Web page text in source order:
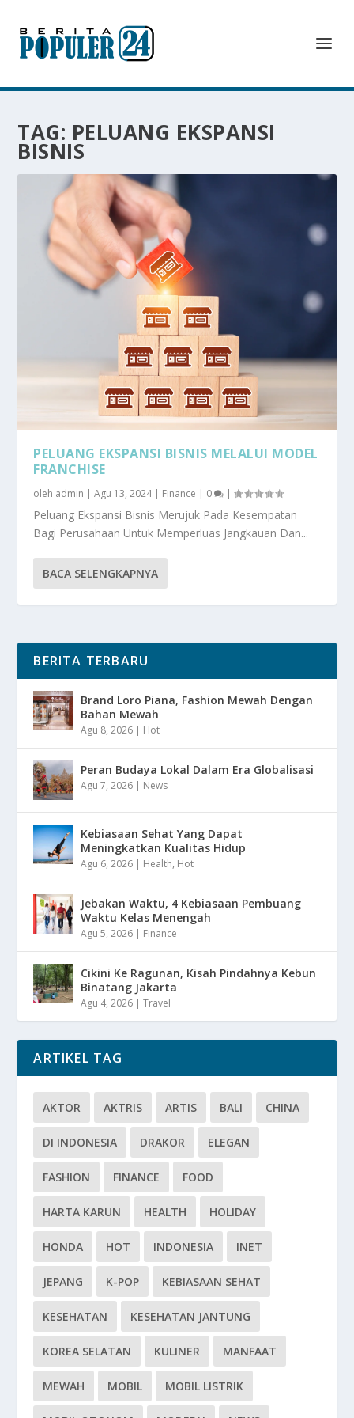
TAG: PELUANG EKSPANSI
BISNIS
PELUANG EKSPANSI BISNIS MELALUI MODEL
FRANCHISE
oleh admin |Agu 13, 2024| Finance | 0 |
Peluang Ekspansi Bisnis Merujuk Pada Kesempatan
Bagi Perusahaan Untuk Memperluas Jangkauan Dan...
BACA SELENGKAPNYA
BERITA TERBARU
Brand Loro Piana, Fashion Mewah Dengan
Bahan Mewah
Agu 8, 2026 | Hot
Peran Budaya Lokal Dalam Era Globalisasi
Agu 7, 2026 | News
Kebiasaan Sehat Yang Dapat
Meningkatkan Kualitas Hidup
Agu 6, 2026 | Health, Hot
Jebakan Waktu, 4 Kebiasaan Pembuang
Waktu Kelas Menengah
Agu 5, 2026 | Finance
Cikini Ke Ragunan, Kisah Pindahnya Kebun
Binatang Jakarta
Agu 4, 2026 |Travel
ARTIKEL TAG
AKTOR AKTRIS ARTIS BALI CHINA
DI INDONESIA DRAKOR ELEGAN
FASHION FINANCE FOOD
HARTA KARUN HEALTH HOLIDAY
HONDA HOT INDONESIA INET
JEPANG K-POP KEBIASAAN SEHAT
KESEHATAN KESEHATAN JANTUNG
KOREA SELATAN KULINER MANFAAT
MEWAH MOBIL MOBIL LISTRIK